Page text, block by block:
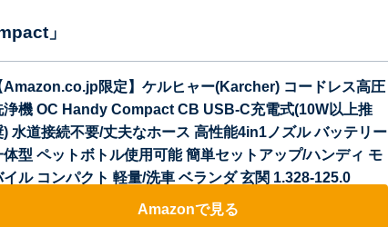
」
Amazon.co.jp限定】ケルヒャー(Karcher) コードレス高圧
浄機 OC Handy Compact CB USB-C充電式(10W以上推
) 水道接続不要/丈夫なホース 高性能4in1ノズル バッテリー
体型 ペットボトル使用可能 簡単セットアップ/ハンディ モ
イル コンパクト 軽量/洗車 ベランダ 玄関 1.328-125.0
Amazonで見る